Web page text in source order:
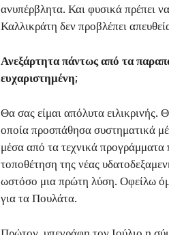
ανυπέρβλητα. Και φυσικά πρέπει
Καλλικράτη δεν προβλέπει
Ανεξάρτητα πάντως από τα
ευχαριστημένη;
Θα σας είμαι απόλυτα
οποία προσπάθησα συστηματικά
μέσα από τα τεχνικά
τοποθέτηση της νέας
ωστόσο μια πρώτη λύση. Οφείλω
για τα Πουλάτα.